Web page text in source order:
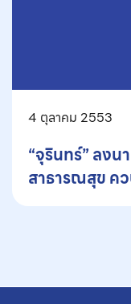
4 ตุลาคม 2553
“จุรินทร์” ลงน
สาธารณสุข ค